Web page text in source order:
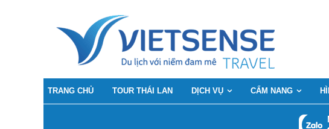
TRANG CHỦ TOUR THÁI LAN DỊCH VỤ CẨM NANG